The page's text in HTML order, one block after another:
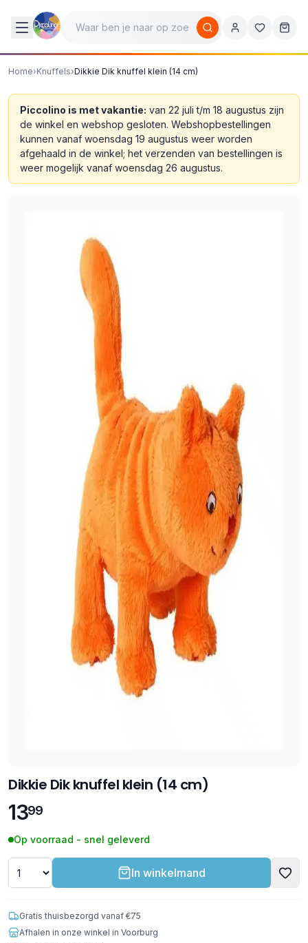
Home›Knuffels›Dikkie Dik knuffel klein (14 cm)
Piccolino is met vakantie: van 22 juli t/m 18 augustus zijn
de winkel en webshop gesloten. Webshopbestellingen
kunnen vanaf woensdag 19 augustus weer worden
afgehaald in de winkel; het verzenden van bestellingen is
weer mogelijk vanaf woensdag 26 augustus.
Dikkie Dik knuffel klein (14 cm)
1399
Op voorraad - snel geleverd
In winkelmand
Gratis thuisbezorgd vanaf €75
Afhalen in onze winkel in Voorburg